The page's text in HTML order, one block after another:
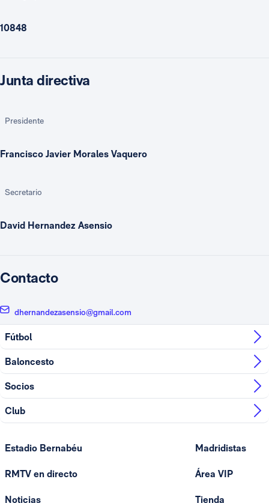
10848
Junta directiva
Presidente
Francisco Javier Morales Vaquero
Secretario
David Hernandez Asensio
Contacto
dhernandezasensio@gmail.com
Fútbol
Baloncesto
Socios
Club
Estadio Bernabéu
RMTV en directo
Noticias
Madridistas
Área VIP
Tienda